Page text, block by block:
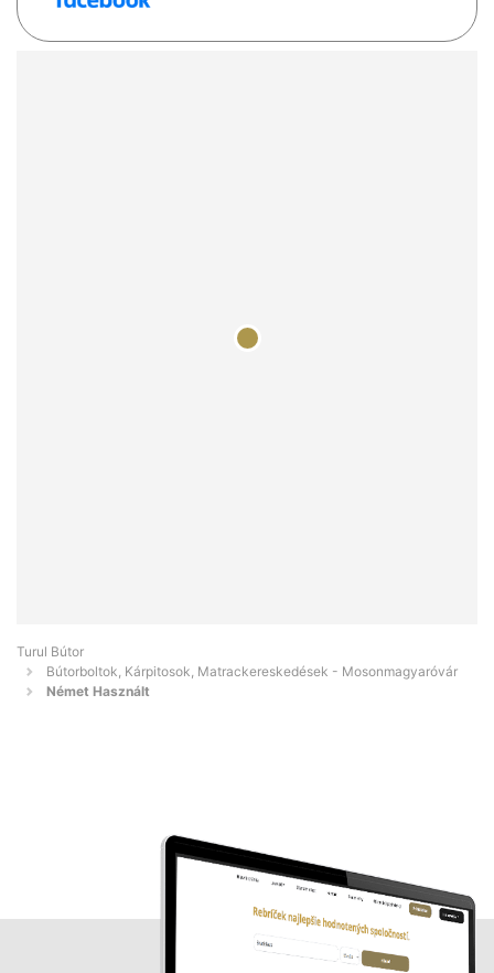
Turul Bútor
Bútorboltok, Kárpitosok, Matrackereskedések - Mosonmagyaróvár
Német Használt